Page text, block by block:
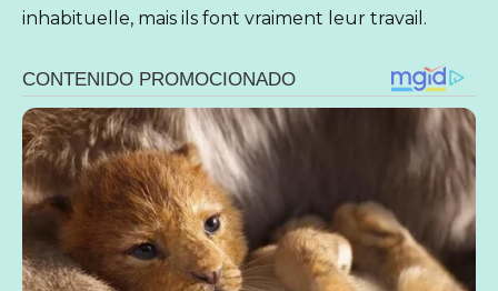
inhabituelle, mais ils font vraiment leur travail.